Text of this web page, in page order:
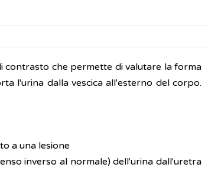
contrasto che permette di valutare la forma
l'urina dalla vescica all'esterno del corpo.
a una lesione
inverso al normale) dell'urina dall'uretra